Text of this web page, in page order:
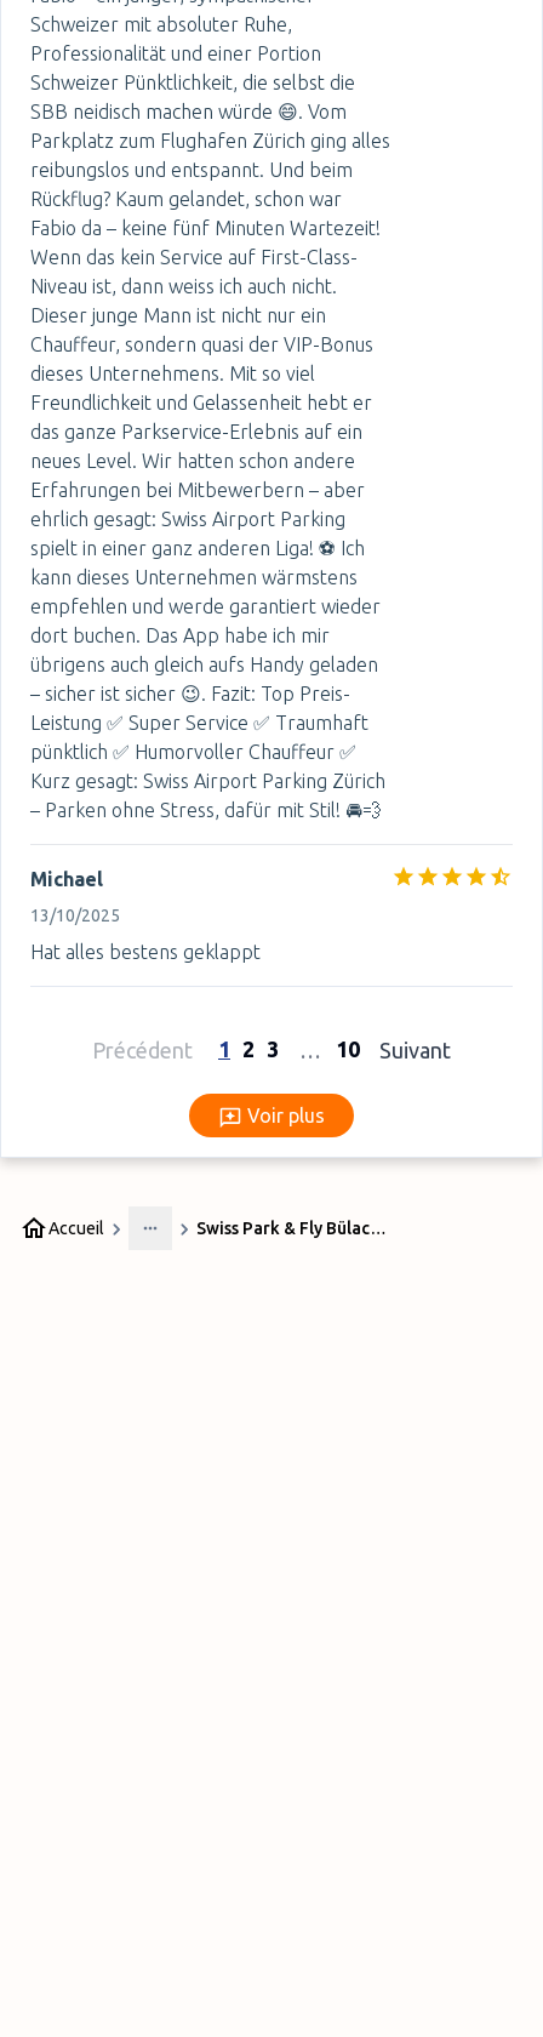
Schweizer mit absoluter Ruhe,
Professionalität und einer Portion
Schweizer Pünktlichkeit, die selbst die
SBB neidisch machen würde 😄. Vom
Parkplatz zum Flughafen Zürich ging alles
reibungslos und entspannt. Und beim
Rückflug? Kaum gelandet, schon war
Fabio da – keine fünf Minuten Wartezeit!
Wenn das kein Service auf First-Class-
Niveau ist, dann weiss ich auch nicht.
Dieser junge Mann ist nicht nur ein
Chauffeur, sondern quasi der VIP-Bonus
dieses Unternehmens. Mit so viel
Freundlichkeit und Gelassenheit hebt er
das ganze Parkservice-Erlebnis auf ein
neues Level. Wir hatten schon andere
Erfahrungen bei Mitbewerbern – aber
ehrlich gesagt: Swiss Airport Parking
spielt in einer ganz anderen Liga! ⚽️ Ich
kann dieses Unternehmen wärmstens
empfehlen und werde garantiert wieder
dort buchen. Das App habe ich mir
übrigens auch gleich aufs Handy geladen
– sicher ist sicher 😉. Fazit: Top Preis-
Leistung ✅ Super Service ✅ Traumhaft
pünktlich ✅ Humorvoller Chauffeur ✅
Kurz gesagt: Swiss Airport Parking Zürich
– Parken ohne Stress, dafür mit Stil! 🚘💨
Michael
13/10/2025
Hat alles bestens geklappt
Précédent 1 2 3 … 10 Suivant
Voir plus
Voir plus
Accueil
More
Swiss Park & Fly Bülach Zurich